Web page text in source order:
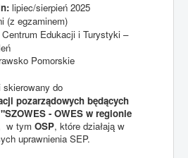
lipiec/sierpień 2025
(z egzaminem)
Edukacji i Turystyki –
Pomorskie
skierowany do
pozarządowych będących
- OWES w regionie
w tym OSP, które działają w
uprawnienia SEP.